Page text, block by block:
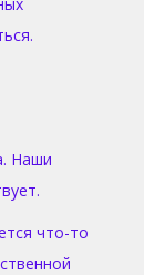
Наши
что-то